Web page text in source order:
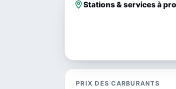
Stations & services à
PRIX DES CARBURANTS